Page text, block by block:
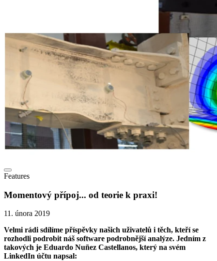
Features
Momentový přípoj... od teorie k praxi!
11. února 2019
Velmi rádi sdílíme příspěvky našich uživatelů i těch, kteří se
rozhodli podrobit náš software podrobnější analýze. Jedním z
takových je Eduardo Nuñez Castellanos, který na svém
LinkedIn účtu napsal: